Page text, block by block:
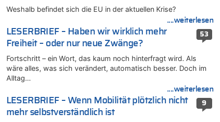
05.08.2026 - 16:14 von Patrick zu
Viktor Orban warnt Belgien kurz vor dem EU-Gipfel vor einem
05.08.2026 - 16:08 von Politiker zu
Warum die Waldbrände in Frankreich und Spanien Rekorde
brechen [Fragen & Antworten]
05.08.2026 - 15:59 von JoKrings zu
Wie kam es zur Ceuta-Krise?
05.08.2026 - 14:38 von Beatrice Schins zu
Auf Europa ist mal wieder Verlass [Zwischenruf]
Weshalb befindet sich die EU in der aktuellen Krise?
....weiterlesen
53
LESERBRIEF – Haben wir wirklich mehr
Freiheit – oder nur neue Zwänge?
Fortschritt – ein Wort, das kaum noch hinterfragt wird. Als
wäre alles, was sich verändert, automatisch besser. Doch im
Alltag…
....weiterlesen
9
LESERBRIEF – Wenn Mobilität plötzlich nicht
mehr selbstverständlich ist